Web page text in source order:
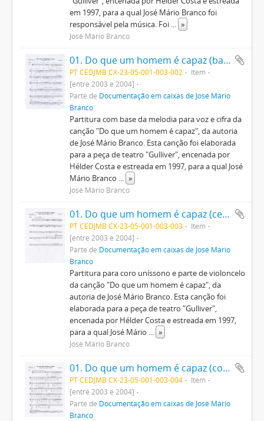
em 1997, para a qual José Mário Branco foi
responsável pela música. Foi ... »
José Mário Branco
01. Do que um homem é capaz (base melodia + cifra)
PT CEDJMB CX-23-05-001-003-002
Item
[entre 2003 e 2004]
Parte de Documentação em caixas de José Mário
Branco
Partitura com base da melodia para voz e cifra da
canção "Do que um homem é capaz", da autoria
de José Mário Branco. Esta canção foi elaborada
para a peça de teatro "Gulliver", encenada por
Hélder Costa e estreada em 1997, para a qual José
Mário Branco ... »
José Mário Branco
01. Do que um homem é capaz (cello + coro uníssono em "ô")
PT CEDJMB CX-23-05-001-003-003
Item
[entre 2003 e 2004]
Parte de Documentação em caixas de José Mário
Branco
Partitura para coro uníssono e parte de violoncelo
da canção "Do que um homem é capaz", da
autoria de José Mário Branco. Esta canção foi
elaborada para a peça de teatro "Gulliver",
encenada por Hélder Costa e estreada em 1997,
para a qual José Mário ... »
José Mário Branco
01. Do que um homem é capaz (coro misto, uníssono com JMB)
PT CEDJMB CX-23-05-001-003-004
Item
[entre 2003 e 2004]
Parte de Documentação em caixas de José Mário
Branco